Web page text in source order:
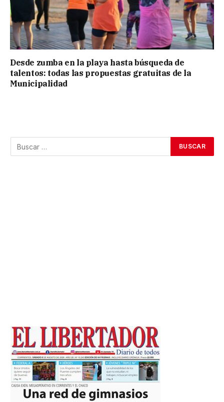
Desde zumba en la playa hasta búsqueda de
talentos: todas las propuestas gratuitas de la
Municipalidad